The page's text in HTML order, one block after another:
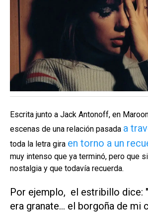
Escrita junto a Jack Antonoff, en
escenas de una relación pasada a
toda la letra gira en torno a un
muy intenso que ya terminó, pero que
nostalgia y que todavía recuerda.
Por ejemplo, el estribillo dice:
era granate... el borgoña de mi